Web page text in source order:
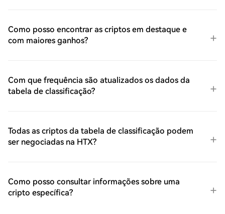
Como posso encontrar as criptos em destaque e
com maiores ganhos?
Com que frequência são atualizados os dados da
tabela de classificação?
Todas as criptos da tabela de classificação podem
ser negociadas na HTX?
Como posso consultar informações sobre uma
cripto específica?